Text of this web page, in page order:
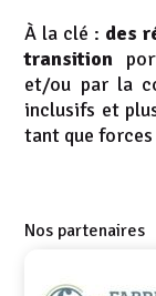
À la clé : des
transition
et/ou par la
inclusifs et
tant que forces
Nos partenaires